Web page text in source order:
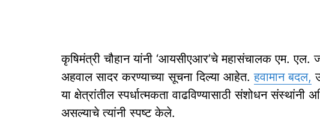
कृषिमंत्री चौहान यांनी ‘आयसीएआर’चे महासंचालक एम. एल.
अहवाल सादर करण्याच्या सूचना दिल्या आहेत.हवामान बदल,
या क्षेत्रांतील स्पर्धात्मकता वाढविण्यासाठी संशोधन
असल्याचे त्यांनी स्पष्ट केले.